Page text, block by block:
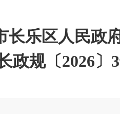
长乐区人民政
政规〔2026〕